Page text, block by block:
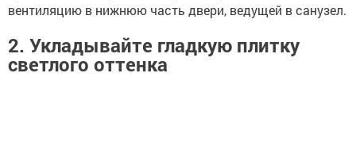
вентиляцию в нижнюю часть двери, ведущей в санузел.
2. Укладывайте гладкую плитку
светлого оттенка